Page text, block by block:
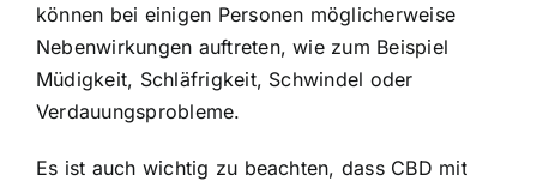
können bei einigen Personen möglicherweise
Nebenwirkungen auftreten, wie zum Beispiel
Müdigkeit, Schläfrigkeit, Schwindel oder
Verdauungsprobleme.
Es ist auch wichtig zu beachten, dass CBD mit